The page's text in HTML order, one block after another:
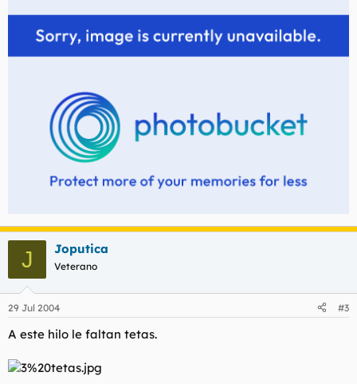
J Joputica
Veterano
29 Jul 2004 #3
A este hilo le faltan tetas.